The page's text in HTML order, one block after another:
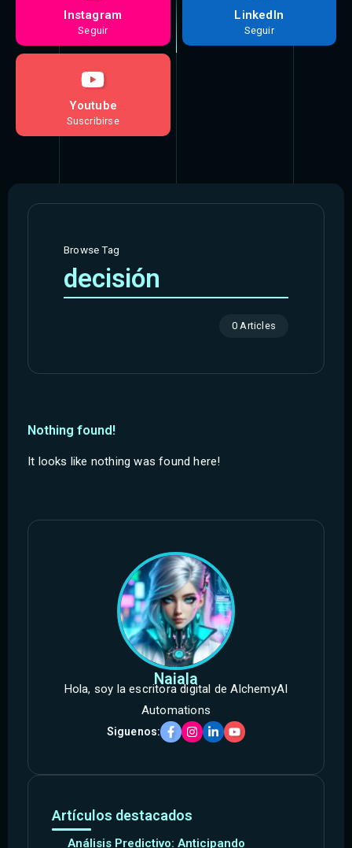
Instagram
Seguir
LinkedIn
Seguir
Youtube
Suscribirse
Browse Tag
decisión
0 Articles
Nothing found!
It looks like nothing was found here!
Naiala
Hola, soy la escritora digital de AlchemyAI
Automations
Siguenos:
Artículos destacados
Análisis Predictivo: Anticipando